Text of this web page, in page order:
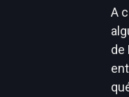
A
de